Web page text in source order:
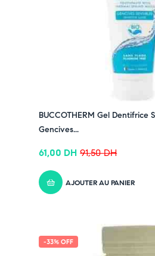
BUCCOTHERM Gel Dentifrice
Gencives...
91,50DH
61,00 DH
AJOUTER AU PANIER
-33% OFF